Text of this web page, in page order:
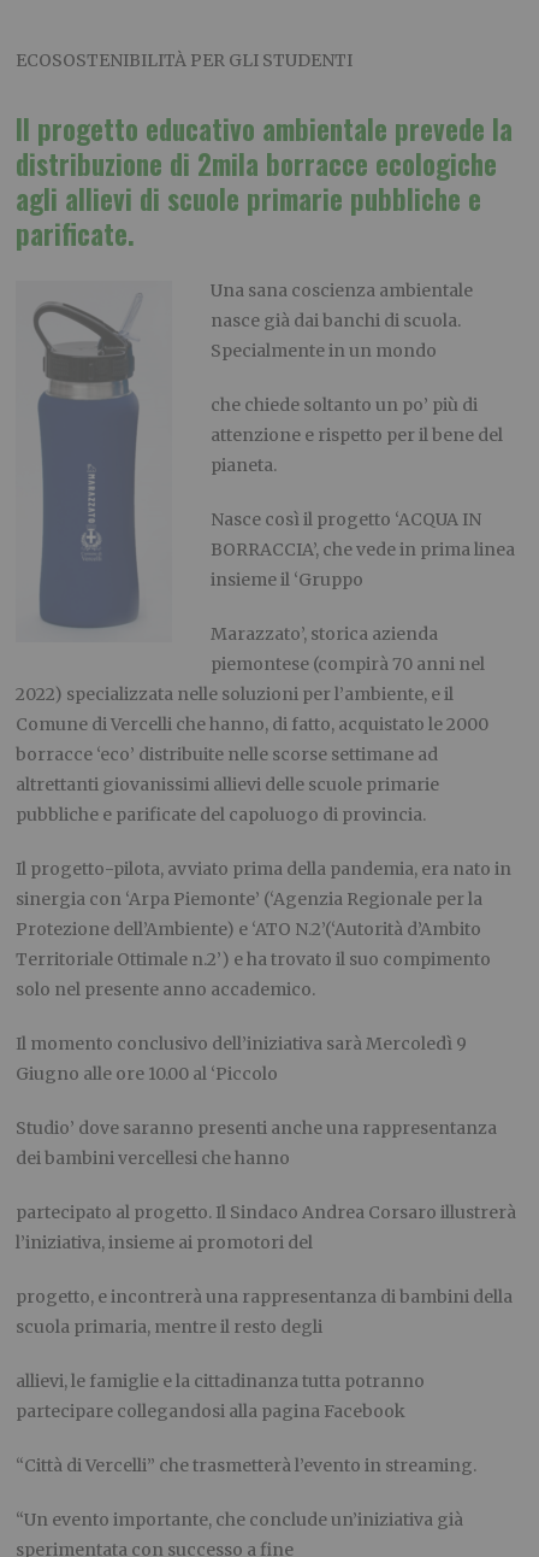
ECOSOSTENIBILITÀ PER GLI STUDENTI
Il progetto educativo ambientale prevede la
distribuzione di 2mila borracce ecologiche
agli allievi di scuole primarie pubbliche e
parificate.
Una sana coscienza ambientale
nasce già dai banchi di scuola.
Specialmente in un mondo
che chiede soltanto un po’ più di
attenzione e rispetto per il bene del
pianeta.
Nasce così il progetto ‘ACQUA IN
BORRACCIA’, che vede in prima linea
insieme il ‘Gruppo
Marazzato’, storica azienda
piemontese (compirà 70 anni nel
2022) specializzata nelle soluzioni perl’ambiente, e il
Comune di Vercelli che hanno, di fatto, acquistato le 2000
borracce ‘eco’ distribuite nelle scorse settimane ad
altrettanti giovanissimi allievi delle scuole primarie
pubbliche e parificate del capoluogo di provincia.
Il progetto-pilota, avviato prima della pandemia, era nato in
sinergia con ‘Arpa Piemonte’ (‘Agenzia Regionale per la
Protezione dell’Ambiente) e ‘ATO N.2’(‘Autorità d’Ambito
Territoriale Ottimale n.2’) e ha trovato il suo compimento
solo nel presente anno accademico.
Il momento conclusivo dell’iniziativa sarà Mercoledì 9
Giugno alle ore 10.00 al ‘Piccolo
Studio’ dove saranno presenti anche una rappresentanza
dei bambini vercellesi che hanno
partecipato al progetto. Il Sindaco Andrea Corsaro illustrerà
l’iniziativa, insieme ai promotori del
progetto, e incontrerà una rappresentanza di bambini della
scuola primaria, mentre il resto degli
allievi, le famiglie e la cittadinanza tutta potranno
partecipare collegandosi alla pagina Facebook
“Città di Vercelli” che trasmetterà l’evento in streaming.
“Un evento importante, che conclude un’iniziativa già
sperimentata con successo a fine